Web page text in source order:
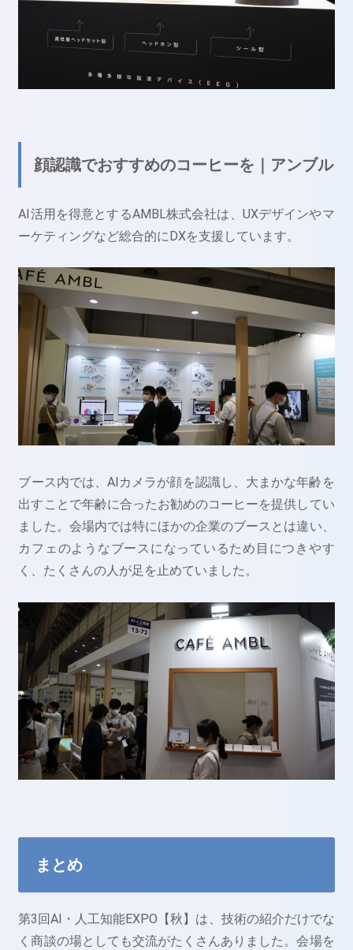
顔認識でおすすめのコーヒーを｜アンブル
AI活用を得意とするAMBL株式会社は、UXデザインやマ
ーケティングなど総合的にDXを支援しています。
ブース内では、AIカメラが顔を認識し、大まかな年齢を
出すことで年齢に合ったお勧めのコーヒーを提供してい
ました。会場内では特にほかの企業のブースとは違い、
カフェのようなブースになっているため目につきやす
く、たくさんの人が足を止めていました。
まとめ
第3回AI・人工知能EXPO【秋】は、技術の紹介だけでな
く商談の場としても交流がたくさんありました。会場を